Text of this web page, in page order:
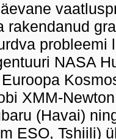
rakendanud
probleemi
NASA
XMM-
(Havai)
ESO, Tshiili)